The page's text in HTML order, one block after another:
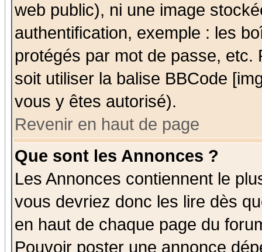
web public), ni une image
authentification, exemple : les
protégés par mot de passe,
soit utiliser la balise BBCode
vous y êtes autorisé).
Revenir en haut de page
Que sont les Annonces ?
Les Annonces contiennent le
vous devriez donc les lire dès
en haut de chaque page du
Pouvoir poster une annonce